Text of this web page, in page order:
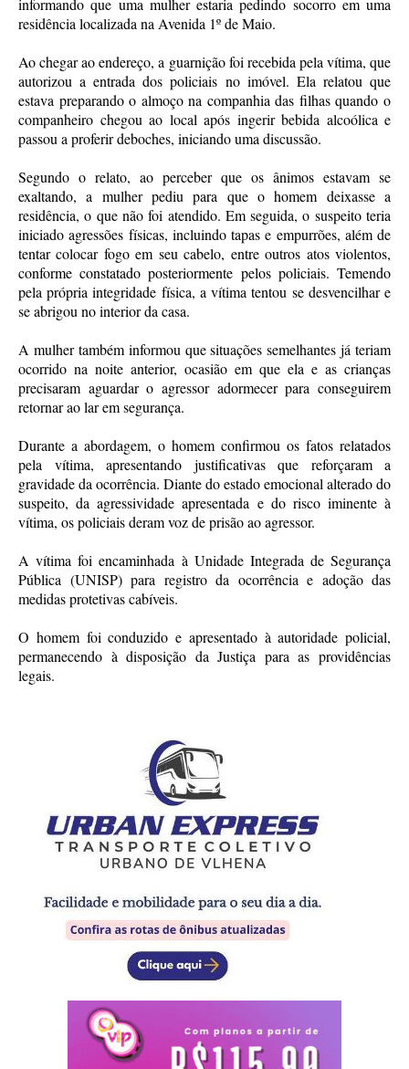
residência localizada na Avenida 1º de Maio.
Ao chegar ao endereço, a guarnição foi recebida pela vítima, que
autorizou a entrada dos policiais no imóvel. Ela relatou que
estava preparando o almoço na companhia das filhas quando o
companheiro chegou ao local após ingerir bebida alcoólica e
passou a proferir deboches, iniciando uma discussão.
Segundo o relato, ao perceber que os ânimos estavam se
exaltando, a mulher pediu para que o homem deixasse a
residência, o que não foi atendido. Em seguida, o suspeito teria
iniciado agressões físicas, incluindo tapas e empurrões, além de
tentar colocar fogo em seu cabelo, entre outros atos violentos,
conforme constatado posteriormente pelos policiais. Temendo
pela própria integridade física, a vítima tentou se desvencilhar e
se abrigou no interior da casa.
A mulher também informou que situações semelhantes já teriam
ocorrido na noite anterior, ocasião em que ela e as crianças
precisaram aguardar o agressor adormecer para conseguirem
retornar ao lar em segurança.
Durante a abordagem, o homem confirmou os fatos relatados
pela vítima, apresentando justificativas que reforçaram a
gravidade da ocorrência. Diante do estado emocional alterado do
suspeito, da agressividade apresentada e do risco iminente à
vítima, os policiais deram voz de prisão ao agressor.
A vítima foi encaminhada à Unidade Integrada de Segurança
Pública (UNISP) para registro da ocorrência e adoção das
medidas protetivas cabíveis.
O homem foi conduzido e apresentado à autoridade policial,
permanecendo à disposição da Justiça para as providências
legais.